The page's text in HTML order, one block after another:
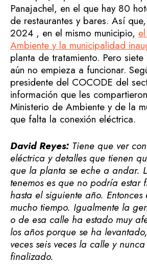
Panajachel, en el que hay 80
de restaurantes y bares. Así
2024 , en el mismo municipio,
Ambiente y la municipalidad
planta de tratamiento. Pero siete
aún no empieza a funcionar.
presidente del COCODE del
información que les
Ministerio de Ambiente y de la
que falta la conexión eléctrica.
David Reyes: Tiene que ver
eléctrica y detalles que tienen
que la planta se eche a andar.
tenemos es que no podría estar
hasta el siguiente año. Entonces
mucho tiempo. Igualmente la
o de esa calle ha estado muy
los años porque se ha
veces seis veces la calle y
finalizado.